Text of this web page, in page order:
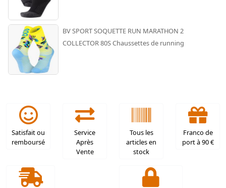
BV SPORT SOQUETTE RUN MARATHON 2
COLLECTOR 80S Chaussettes de running
Satisfait ou
remboursé
Service
Après
Vente
Tous les
articles en
stock
Franco de
port à 90 €